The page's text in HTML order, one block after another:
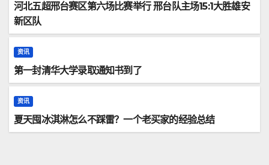
河北五超邢台赛区第六场比赛举行 邢台队主场15:1大胜雄安
新区队
资讯
第一封清华大学录取通知书到了
资讯
夏天囤冰淇淋怎么不踩雷？一个老买家的经验总结